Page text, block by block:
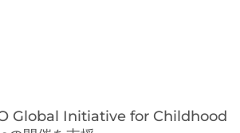
Global Initiative for Childhood